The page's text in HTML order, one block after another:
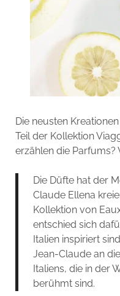
Die neusten
Teil der Kollektion
erzählen die Parfums?
Die Düfte hat der
Claude Ellena
Kollektion von
entschied sich
Italien inspiriert
Jean-Claude an
Italiens, die in der
berühmt sind.